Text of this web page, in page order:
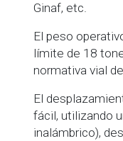
Ginaf, etc.
El peso
límite de 18
normativa vial
El
fácil, utilizando
inalámbrico),